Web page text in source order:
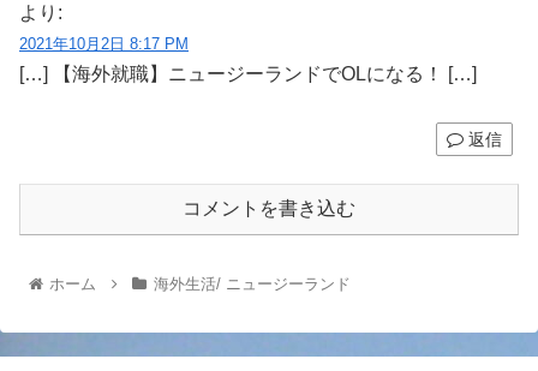
より:
2021年10月2日 8:17 PM
[…] 【海外就職】ニュージーランドでOLになる！ […]
返信
コメントを書き込む
ホーム 海外生活/ ニュージーランド